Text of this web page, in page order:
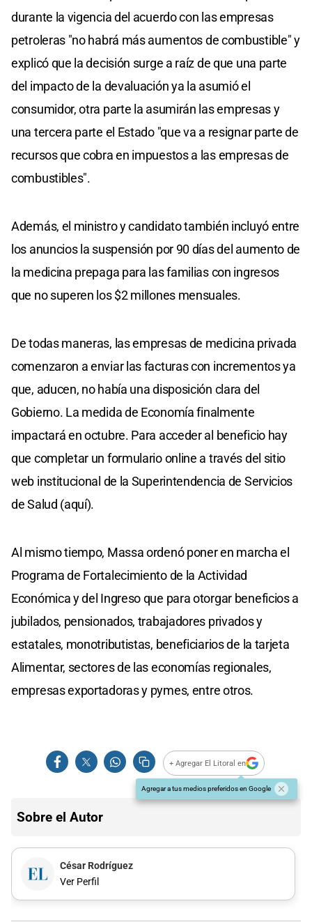
durante la vigencia del acuerdo con las empresas
petroleras "no habrá más aumentos de combustible" y
explicó que la decisión surge a raíz de que una parte
del impacto de la devaluación ya la asumió el
consumidor, otra parte la asumirán las empresas y
una tercera parte el Estado "que va a resignar parte de
recursos que cobra en impuestos a las empresas de
combustibles".
Además, el ministro y candidato también incluyó entre
los anuncios la suspensión por 90 días del aumento de
la medicina prepaga para las familias con ingresos
que no superen los $2 millones mensuales.
De todas maneras, las empresas de medicina privada
comenzaron a enviar las facturas con incrementos ya
que, aducen, no había una disposición clara del
Gobierno. La medida de Economía finalmente
impactará en octubre. Para acceder al beneficio hay
que completar un formulario online a través del sitio
web institucional de la Superintendencia de Servicios
de Salud (aquí).
Al mismo tiempo, Massa ordenó poner en marcha el
Programa de Fortalecimiento de la Actividad
Económica y del Ingreso que para otorgar beneficios a
jubilados, pensionados, trabajadores privados y
estatales, monotributistas, beneficiarios de la tarjeta
Alimentar, sectores de las economías regionales,
empresas exportadoras y pymes, entre otros.
+ Agregar El Litoral en
Agregar a tus medios preferidos en Google
Sobre el Autor
César Rodríguez
Ver Perfil